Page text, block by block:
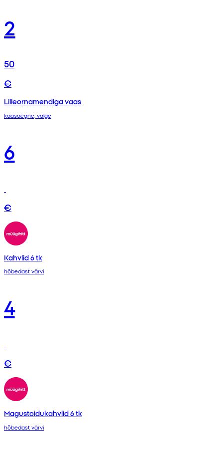
2
50
€
Lilleornamendiga vaas
kaasaegne, valge
6
€
Kahvlid 6 tk
hõbedast värvi
4
€
Magustoidukahvlid 6 tk
hõbedast värvi